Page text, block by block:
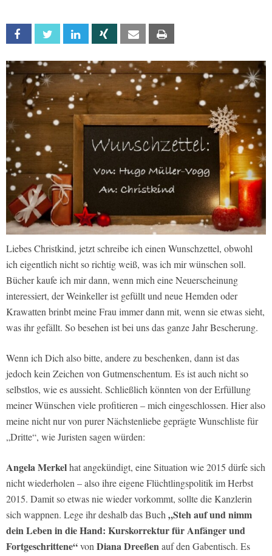
Facebook Twitter Linkedin Xing Email
Liebes Christkind, jetzt schreibe ich einen Wunschzettel, obwohl
ich eigentlich nicht so richtig weiß, was ich mir wünschen soll.
Bücher kaufe ich mir dann, wenn mich eine Neuerscheinung
interessiert, der Weinkeller ist gefüllt und neue Hemden oder
Krawatten brinbt meine Frau immer dann mit, wenn sie etwas sieht,
was ihr gefällt. So besehen ist bei uns das ganze Jahr Bescherung.
Wenn ich Dich also bitte, andere zu beschenken, dann ist das
jedoch kein Zeichen von Gutmenschentum. Es ist auch nicht so
selbstlos, wie es aussieht. Schließlich könnten von der Erfüllung
meiner Wünschen viele profitieren – mich eingeschlossen. Hier also
meine nicht nur von purer Nächstenliebe geprägte Wunschliste für
„Dritte“, wie Juristen sagen würden:
Angela Merkelhat angekündigt, eine Situation wie 2015 dürfe sich
nicht wiederholen – also ihre eigene Flüchtlingspolitik im Herbst
2015. Damit so etwas nie wieder vorkommt, sollte die Kanzlerin
sich wappnen. Lege ihr deshalb das Buch „Steh auf und nimm
dein Leben in die Hand: Kurskorrektur für Anfänger und
Fortgeschrittene“von Diana Dreeßenauf den Gabentisch. Es